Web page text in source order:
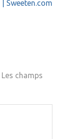
| Sweeten.com
Les champs